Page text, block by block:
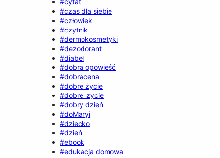
#czas dla siebie
#człowiek
#czytnik
#dermokosmetyki
#dezodorant
#diabeł
#dobra opowieść
#dobracena
#dobre życie
#dobre_zycie
#dobry dzień
#doMaryi
#dziecko
#dzień
#ebook
#edukacja domowa